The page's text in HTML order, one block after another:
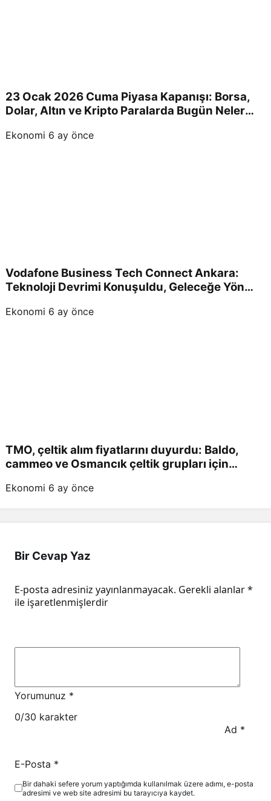
23 Ocak 2026 Cuma Piyasa Kapanışı: Borsa,
Dolar, Altın ve Kripto Paralarda Bugün Neler
Ekonomi 6 ay önce
Vodafone Business Tech Connect Ankara:
Teknoloji Devrimi Konuşuldu, Geleceğe Yön
Ekonomi 6 ay önce
TMO, çeltik alım fiyatlarını duyurdu: Baldo,
cammeo ve Osmancık çeltik grupları için
Ekonomi 6 ay önce
Bir Cevap Yaz
E-posta adresiniz yayınlanmayacak. Gerekli alanlar*
ile işaretlenmişlerdir
Yorumunuz *
0/30 karakter
Ad *
E-Posta *
Bir dahaki sefere yorum yaptığımda kullanılmak üzere adımı, e-posta
adresimi ve web site adresimi bu tarayıcıya kaydet.